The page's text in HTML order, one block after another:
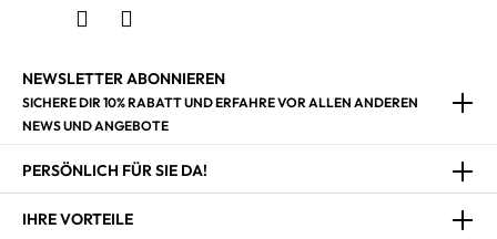
NEWSLETTER ABONNIEREN
SICHERE DIR 10% RABATT UND ERFAHRE VOR ALLEN ANDEREN
NEWS UND ANGEBOTE
PERSÖNLICH FÜR SIE DA!
IHRE VORTEILE